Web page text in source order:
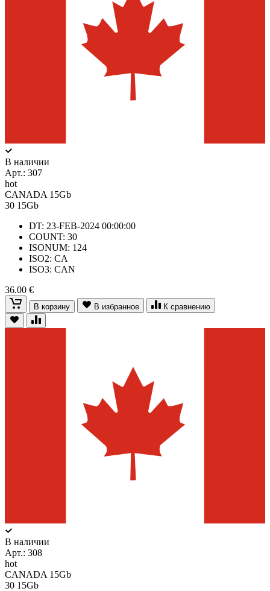
В наличии
Арт.: 307
hot
CANADA 15Gb
30 15Gb
DT: 23-FEB-2024 00:00:00
COUNT: 30
ISONUM: 124
ISO2: CA
ISO3: CAN
36.00 €
В корзину В избранное К сравнению
В наличии
Арт.: 308
hot
CANADA 15Gb
30 15Gb